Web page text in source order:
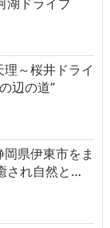
湖ドライブ
～桜井ドライ
辺の道”
県伊東市をま
され自然と…